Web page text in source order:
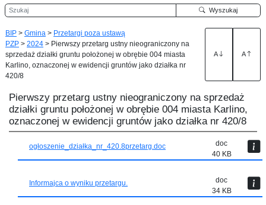
Szukaj Wyszukaj
BIP > Gmina > Przetargi poza ustawą
PZP > 2024 > Pierwszy przetarg ustny nieograniczony na
sprzedaż działki gruntu położonej w obrębie 004 miasta
Karlino, oznaczonej w ewidencji gruntów jako działka nr
420/8
A A
Pierwszy przetarg ustny nieograniczony na sprzedaż
działki gruntu położonej w obrębie 004 miasta Karlino,
oznaczonej w ewidencji gruntów jako działka nr 420/8
ogłoszenie_działka_nr_420.8przetarg.doc
doc
40 KB
Informajca o wyniku przetargu.
doc
34 KB